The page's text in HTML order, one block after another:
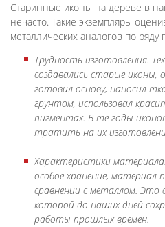
Старинные иконы на дереве в
нечасто. Такие экземпляры
металлических аналогов по ряду
Трудность изготовления.
создавались старые иконы,
готовил основу, наносил
грунтом, использовал
пигментах. В те годы
тратить на их
Характеристики
особое хранение, материал
сравнении с металлом. Это
которой до наших дней
работы прошлых времен.